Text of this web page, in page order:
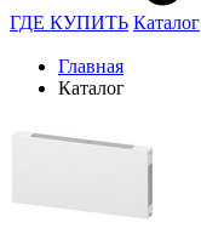
ГДЕ КУПИТЬ Каталог
Главная
Каталог